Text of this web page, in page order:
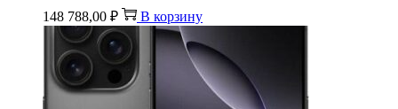
148 788,00 ₽ В корзину